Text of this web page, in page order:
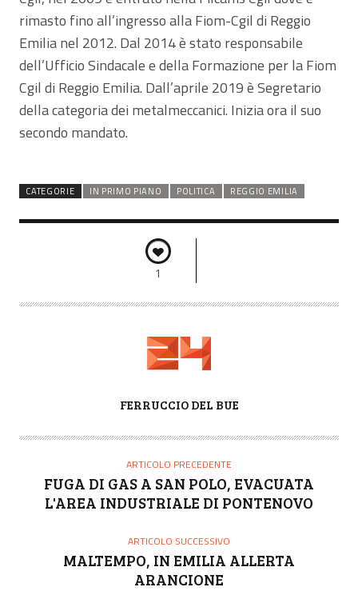
rimasto fino all’ingresso alla Fiom-Cgil di Reggio
Emilia nel 2012. Dal 2014 è stato responsabile
dell’Ufficio Sindacale e della Formazione per la Fiom
Cgil di Reggio Emilia. Dall’aprile 2019 è Segretario
della categoria dei metalmeccanici. Inizia ora il suo
secondo mandato.
CATEGORIE IN PRIMO PIANO POLITICA REGGIO EMILIA
1
T
FERRUCCIO DEL BUE
ARTICOLO PRECEDENTE
FUGA DI GAS A SAN POLO, EVACUATA
L'AREA INDUSTRIALE DI PONTENOVO
ARTICOLO SUCCESSIVO
MALTEMPO, IN EMILIA ALLERTA
ARANCIONE